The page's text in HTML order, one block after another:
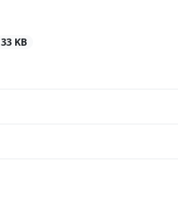
33 KB